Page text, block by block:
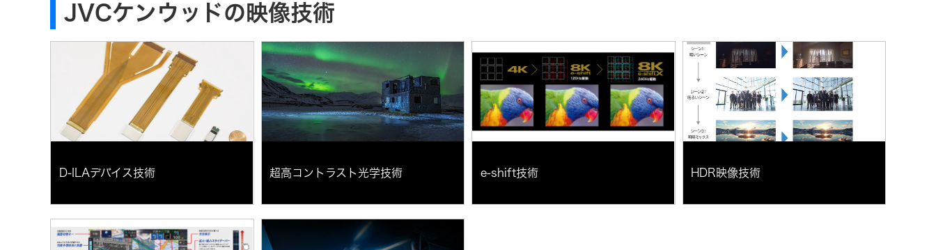
JVCケンウッドの映像技術
D-ILAデバイス技術 超高コントラスト光学技術 e-shift技術 HDR映像技術